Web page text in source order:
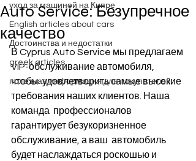
уход за машиной на Кипре
English articles about cars
Достоинства и недостатки
greek articles
полезная информация для покупателей
Auto Service: Безупречное
качество
В Cyprus Auto Service мы предлагаем
VIP-обслуживание автомобиля,
чтобы  удовлетворить самые высокие
требования наших клиентов. Наша
команда  профессионалов
гарантирует безукоризненное
обслуживание, а ваш  автомобиль
будет наслаждаться роскошью и